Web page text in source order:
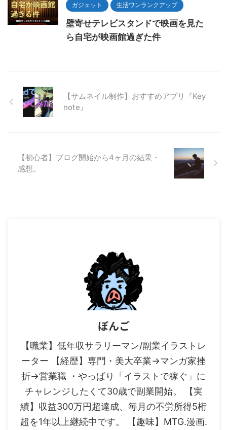
ガジェット 生活ワンランクアップ
壁寄せテレビスタンドで映画を見た
ら自宅が映画館過ぎた件
【サムネイル制作】おすすめアプリ『Key
note』
【初心者】ブログ開始から4ヶ月の結果・
感想。
ぼんご
【職業】低年収サラリーマン/副業イラストレ
ーター 【経歴】専門・美大卒業→マンガ家挫
折→営業職 ・やっぱり「イラストで稼ぐ」に
チャレンジしたくて30歳で副業開始。 【実
績】収益300万円超達成、毎月の不労所得5桁
超を1年以上継続中です。 【趣味】MTG.漫画.